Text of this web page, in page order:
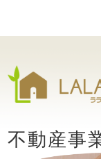
不動産事